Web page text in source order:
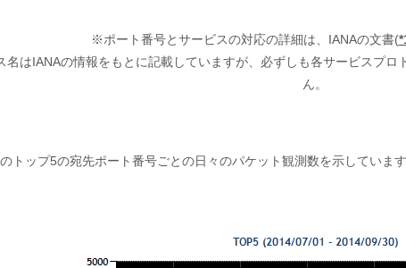
※ポート番号とサービスの対応の詳細は、IANAの文書(
名はIANAの情報をもとに記載していますが、必ずしも各サービスプ
ん。
トップ5の宛先ポート番号ごとの日々のパケット観測数を示しています